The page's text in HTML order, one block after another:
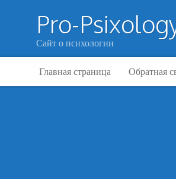
Pro-
Сайт о психологии
Главная страница Обратная